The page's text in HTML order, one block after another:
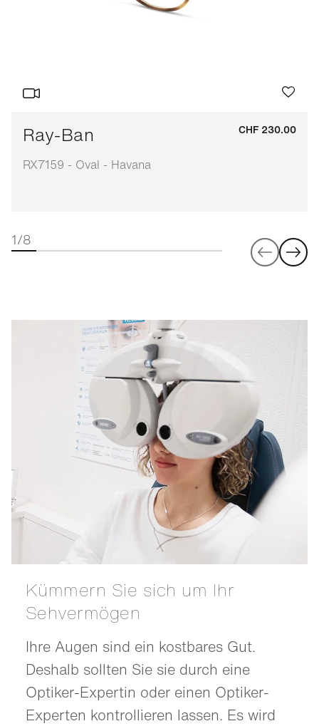
Ray-Ban
RX7159 - Oval - Havana
CHF 230.00
1/8
Kümmern Sie sich um Ihr
Sehvermögen
Ihre Augen sind ein kostbares Gut.
Deshalb sollten Sie sie durch eine
Optiker-Expertin oder einen Optiker-
Experten kontrollieren lassen. Es wird